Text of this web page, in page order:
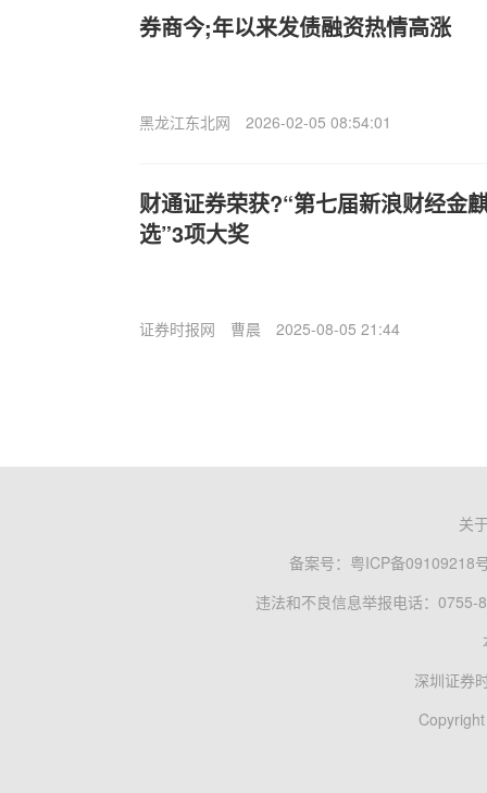
券商今;年以来发债融资热情高涨
黑龙江东北网 2026-02-05 08:54:01
财通证券荣获?“第七届新浪财经金
选”3项大奖
证券时报网 曹晨 2025-08-05 21:44
关
备案号： 粤ICP备09109218
违法和不良信息举报电话：0755-
深圳证券